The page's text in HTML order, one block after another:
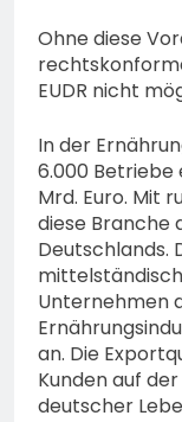
Ohne diese
EUDR nicht
In der
6.000 Betriebe
Mrd. Euro. Mit
diese Branche
Deutschlands.
Unternehmen
an. Die
Kunden auf
deutscher